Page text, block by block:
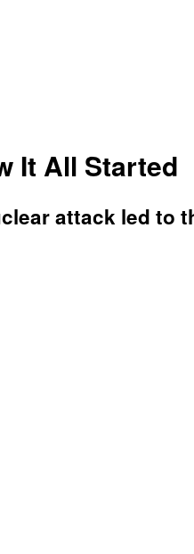
It All Started
attack led to